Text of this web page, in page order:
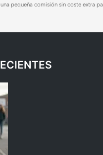
pequeña comisión sin coste extra